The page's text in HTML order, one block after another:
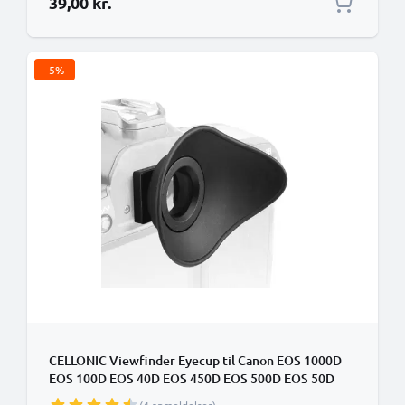
-5%
CELLONIC Viewfinder Eyecup til Canon EOS 1000D
EOS 100D EOS 40D EOS 450D EOS 500D EOS 50D
EOS 5D EOS 5D Mark II EOS 60D EOS 6D EOS 77D EF,